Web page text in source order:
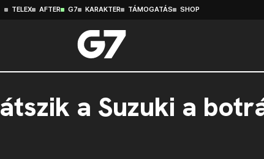
TELEX AFTER G7 KARAKTER TÁMOGATÁS SHOP
a Suzuki a